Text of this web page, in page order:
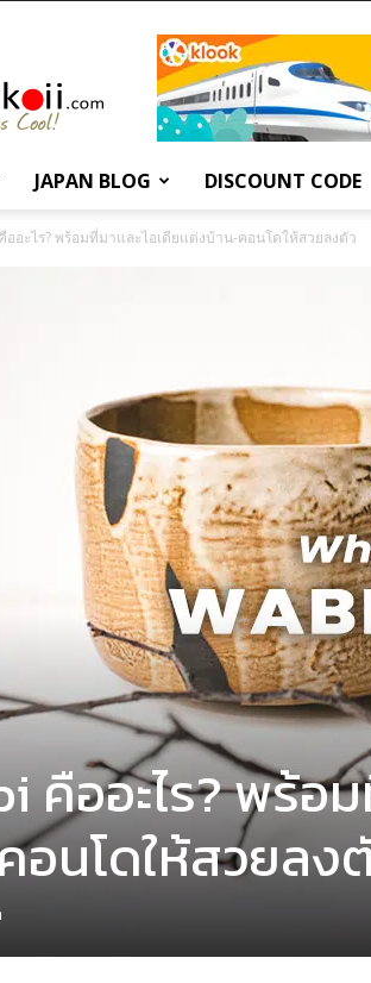
JAPAN BLOG DISCOUNT CODE
ออะไร? พร้อมที่มาและไอเดียแต่งบ้าน-คอนโดให้สวยลงตัว
คืออะไร? พร้อ
นโดให้สวยลง